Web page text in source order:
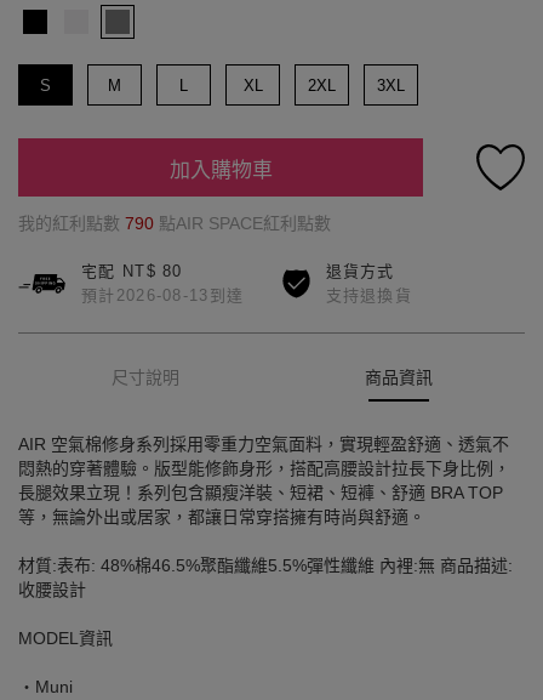
S M L XL 2XL 3XL
加入購物車
我的紅利點數 790 點AIR SPACE紅利點數
宅配 NT$ 80
預計2026-08-13到達
退貨方式
支持退換貨
尺寸說明 商品資訊
AIR 空氣棉修身系列採用零重力空氣面料，實現輕盈舒適、透氣不
悶熱的穿著體驗。版型能修飾身形，搭配高腰設計拉長下身比例，
長腿效果立現！系列包含顯瘦洋裝、短裙、短褲、舒適 BRA TOP
等，無論外出或居家，都讓日常穿搭擁有時尚與舒適。
材質:表布: 48%棉46.5%聚酯纖維5.5%彈性纖維 內裡:無 商品描述:
收腰設計
MODEL資訊
‧Muni